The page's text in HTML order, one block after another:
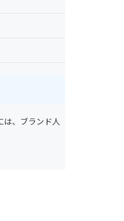
は、ブランド人